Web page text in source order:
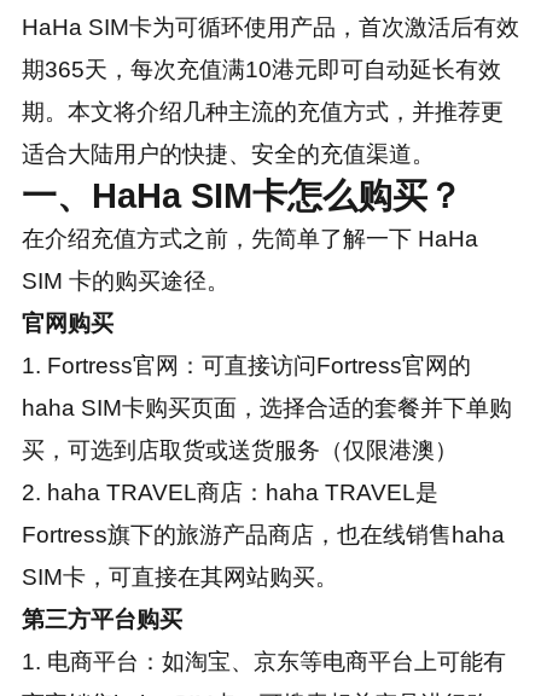
HaHa SIM卡为可循环使用产品，首次激活后有效
期365天，每次充值满10港元即可自动延长有效
期。本文将介绍几种主流的充值方式，并推荐更
适合大陆用户的快捷、安全的充值渠道。
一、HaHa SIM卡怎么购买？
在介绍充值方式之前，先简单了解一下 HaHa
SIM 卡的购买途径。
官网购买
1. Fortress官网：可直接访问Fortress官网的
haha SIM卡购买页面，选择合适的套餐并下单购
买，可选到店取货或送货服务（仅限港澳）
2. haha TRAVEL商店：haha TRAVEL是
Fortress旗下的旅游产品商店，也在线销售haha
SIM卡，可直接在其网站购买。
第三方平台购买
1. 电商平台：如淘宝、京东等电商平台上可能有